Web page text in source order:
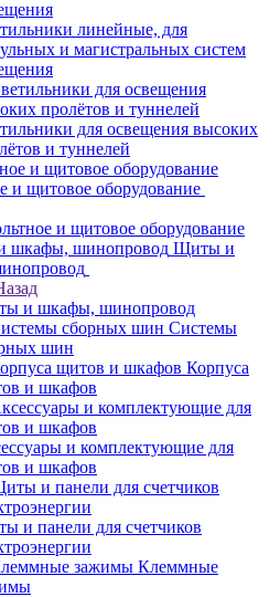
линейные, для
и магистральных систем
для освещения высоких
и туннелей
и щитовое оборудование
и щитовое оборудование
Щиты и
и шкафы, шинопровод
Системы
шин
Корпуса
и шкафов
и комплектующие для
и шкафов
и панели для счетчиков
Клеммные